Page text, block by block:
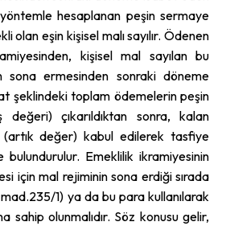
hesaplanan peşin sermaye
olan eşin kişisel malı sayılır. Ödenen
kişisel mal sayılan bu
sona ermesinden sonraki döneme
şeklindeki toplam ödemelerin peşin
değeri) çıkarıldıktan sonra, kalan
değer) kabul edilerek tasfiye
bulundurulur. Emeklilik ikramiyesinin
için mal rejiminin sona erdiği sırada
1) ya da bu para kullanılarak
sahip olunmalıdır. Söz konusu gelir,